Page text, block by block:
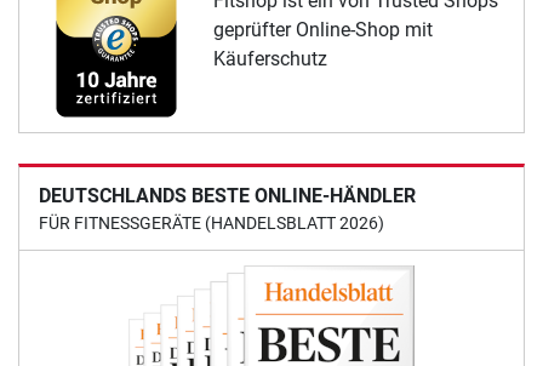
geprüfter Online-Shop mit
Käuferschutz
DEUTSCHLANDS BESTE ONLINE-HÄNDLER
FÜR FITNESSGERÄTE (HANDELSBLATT 2026)